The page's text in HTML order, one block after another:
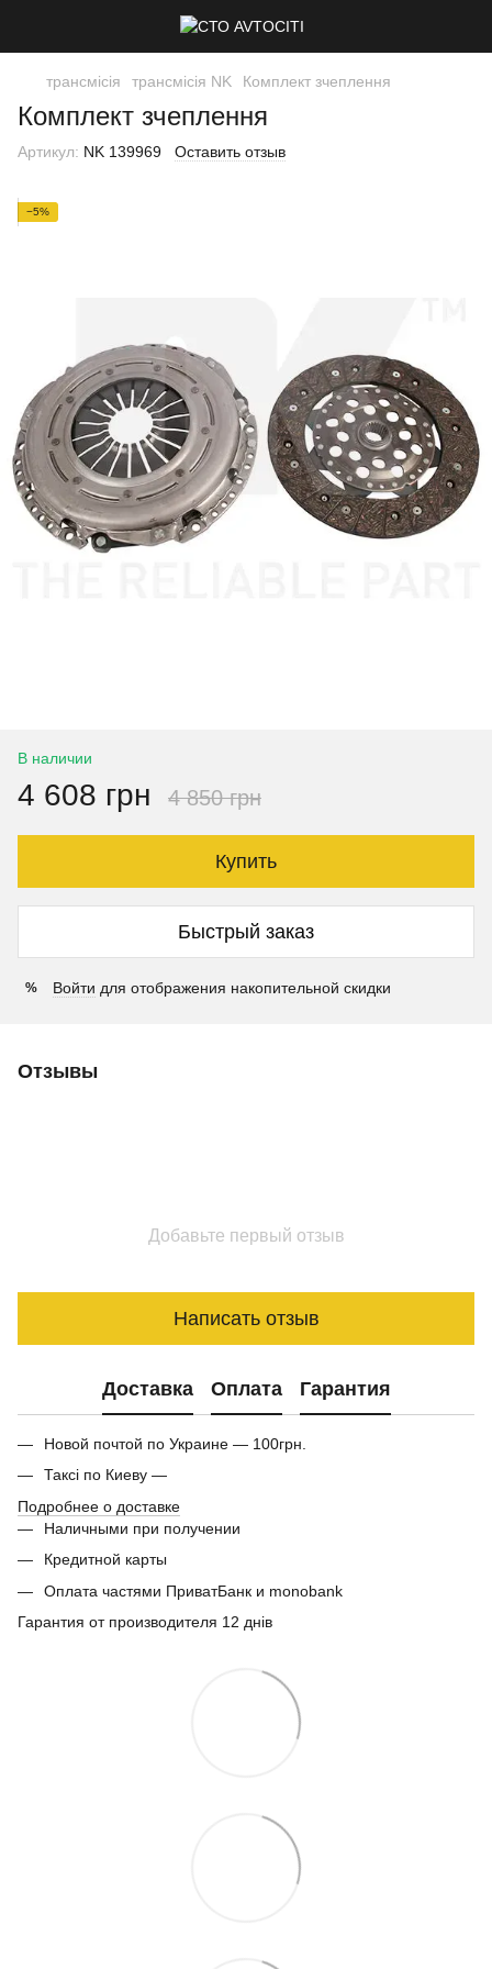
трансмісія трансмісія NK Комплект зчеплення
Комплект зчеплення
Артикул: NK 139969 Оставить отзыв
−5%
В наличии
4 608 грн 4 850 грн
Купить
Быстрый заказ
% Войти для отображения накопительной скидки
Отзывы
Добавьте первый отзыв
Написать отзыв
Доставка Оплата Гарантия
Новой почтой по Украине — 100грн.
Таксі по Киеву —
Подробнее о доставке
Наличными при получении
Кредитной карты
Оплата частями ПриватБанк и monobank
Гарантия от производителя 12 днів